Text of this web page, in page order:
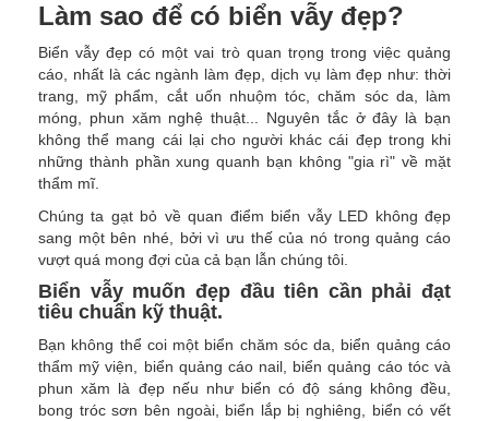
Làm sao để có biển vẫy đẹp?
Biển vẫy đẹp có một vai trò quan trọng trong việc quảng
cáo, nhất là các ngành làm đẹp, dịch vụ làm đẹp như: thời
trang, mỹ phẩm, cắt uốn nhuộm tóc, chăm sóc da, làm
móng, phun xăm nghệ thuật... Nguyên tắc ở đây là bạn
không thể mang cái lại cho người khác cái đẹp trong khi
những thành phần xung quanh bạn không "gia rì" về mặt
thẩm mĩ.
Chúng ta gạt bỏ về quan điểm biển vẫy LED không đẹp
sang một bên nhé, bởi vì ưu thế của nó trong quảng cáo
vượt quá mong đợi của cả bạn lẫn chúng tôi.
Biển vẫy muốn đẹp đầu tiên cần phải đạt
tiêu chuẩn kỹ thuật.
Bạn không thể coi một biển chăm sóc da, biển quảng cáo
thẩm mỹ viện, biển quảng cáo nail, biển quảng cáo tóc và
phun xăm là đẹp nếu như biển có độ sáng không đều,
bong tróc sơn bên ngoài, biển lắp bị nghiêng, biển có vết